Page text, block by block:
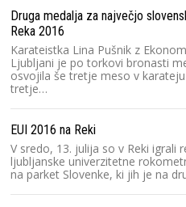
Druga medalja za največjo
Reka 2016
Karateistka Lina Pušnik z
Ljubljani je po torkovi bronasti
osvojila še tretje meso v
tretje…
EUI 2016 na Reki
V sredo, 13. julija so v Reki igrali
ljubljanske univerzitetne
na parket Slovenke, ki jih je na